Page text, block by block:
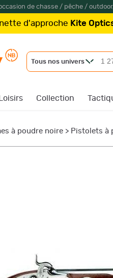
de chasse / pêche /
Kite Optics à partir de
Tous nos univers
Collection
à poudre noire > Pistolets à